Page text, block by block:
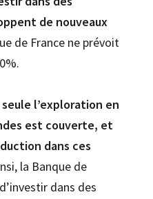
de nouveaux
de France ne prévoit
seule l’exploration en
est couverte, et
dans ces
la Banque de
dans des